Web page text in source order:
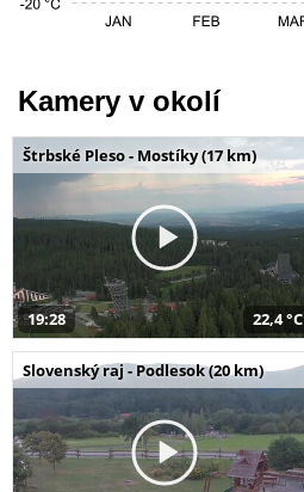
Kamery v okolí
Štrbské Pleso - Mostíky (17 km)
19:28 22,4 °C
Slovenský raj - Podlesok (20 km)